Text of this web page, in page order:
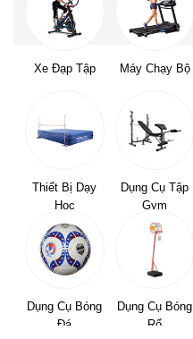
Xe Đạp Tập Máy Chạy Bộ
Thiết Bị Dạy
Học
Dụng Cụ Tập
Gym
Dụng Cụ Bóng
Đá
Dụng Cụ Bóng
Rổ